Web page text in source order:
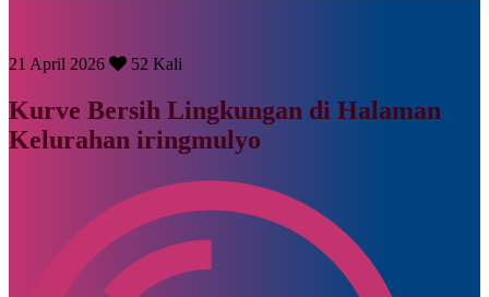
21 April 2026 52 Kali
Kurve Bersih Lingkungan di Halaman
Kelurahan iringmulyo